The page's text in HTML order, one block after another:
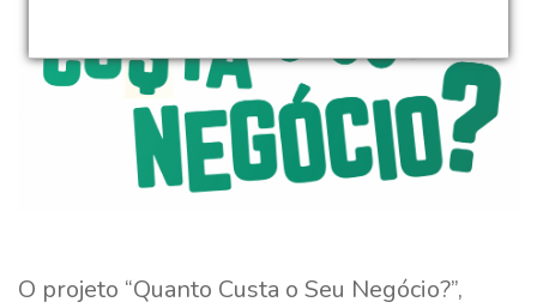
O projeto “Quanto Custa o Seu Negócio?”,